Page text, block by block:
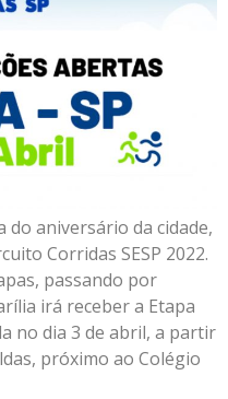
aniversário da cidade,
Corridas SESP 2022.
passando por
irá receber a Etapa
no dia 3 de abril, a partir
próximo ao Colégio